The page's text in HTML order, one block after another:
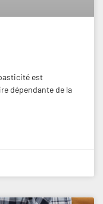
est
dépendante de la